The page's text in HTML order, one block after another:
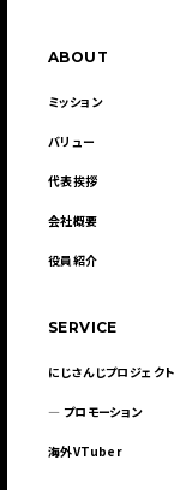
ABOUT
ミッション
バリュー
代表挨拶
会社概要
役員紹介
SERVICE
にじさんじプロジェクト
― プロモーション
海外VTuber